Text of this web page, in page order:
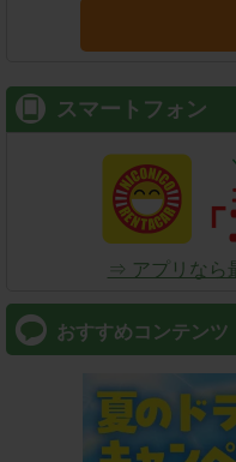
スマートフォン
⇒ アプリなら
おすすめコンテンツ